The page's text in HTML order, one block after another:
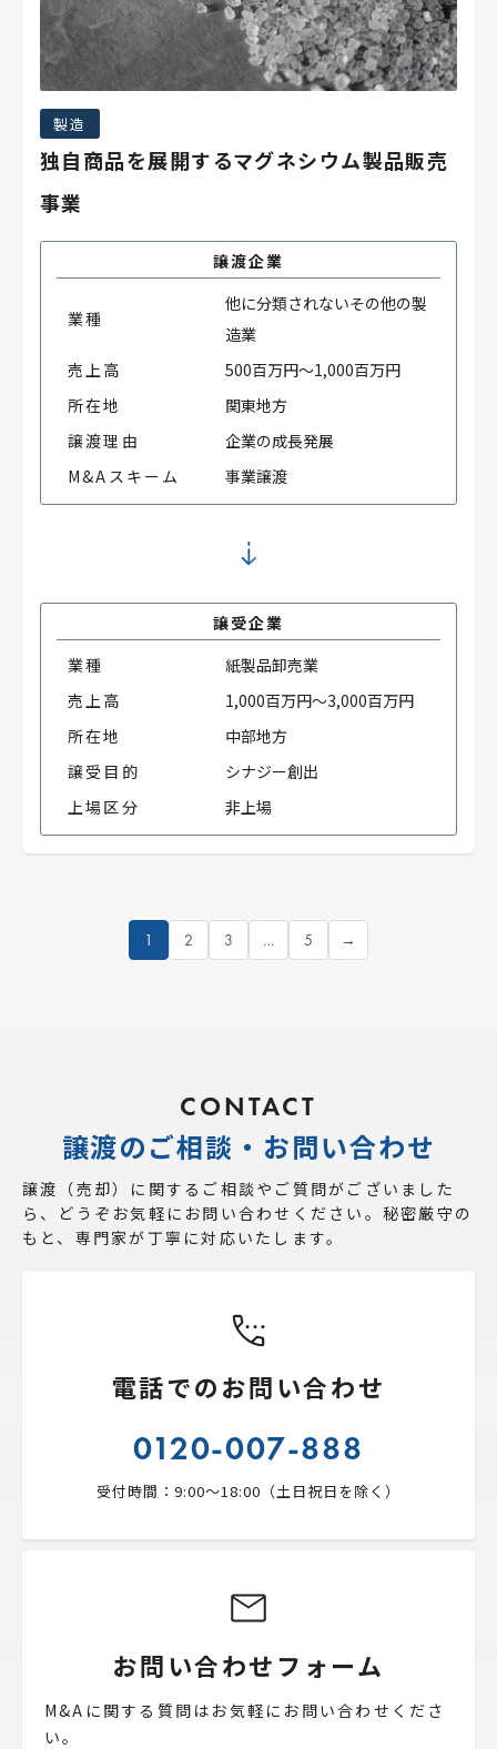
製造
独自商品を展開するマグネシウム製品販売
事業
譲渡企業
業種
他に分類されないその他の製
造業
売上高
500百万円～1,000百万円
所在地
関東地方
譲渡理由
企業の成長発展
M&Aスキーム
事業譲渡
譲受企業
業種
紙製品卸売業
売上高
1,000百万円～3,000百万円
所在地
中部地方
譲受目的
シナジー創出
上場区分
非上場
1 2 3 … 5 →
CONTACT
譲渡のご相談・お問い合わせ
譲渡（売却）に関するご相談やご質問がございました
ら、 どうぞお気軽にお問い合わせください。秘密厳守の
もと、専門家が丁寧に対応いたします。
電話でのお問い合わせ
0120-007-888
受付時間：9:00〜18:00（土日祝日を除く）
お問い合わせフォーム
M&Aに関する質問はお気軽にお問い合わせくださ
い。